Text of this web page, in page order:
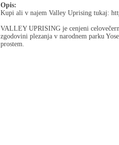
Opis:
Kupi ali v najem Valley Uprising tukaj:
VALLEY UPRISING je cenjeni
zgodovini plezanja v narodnem parku
prostem.